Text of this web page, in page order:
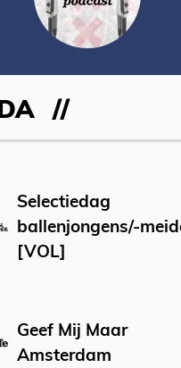
Selectiedag
ballenjongens/-
[VOL]
Geef Mij Maar
Amsterdam